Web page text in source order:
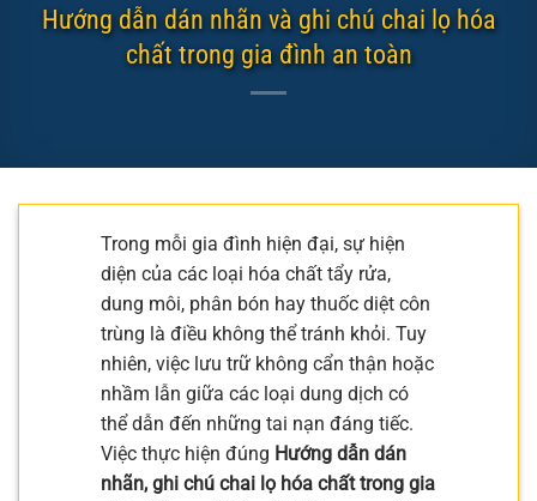
Hướng dẫn dán nhãn và ghi chú chai lọ hóa
chất trong gia đình an toàn
Trong mỗi gia đình hiện đại, sự hiện
diện của các loại hóa chất tẩy rửa,
dung môi, phân bón hay thuốc diệt côn
trùng là điều không thể tránh khỏi. Tuy
nhiên, việc lưu trữ không cẩn thận hoặc
nhầm lẫn giữa các loại dung dịch có
thể dẫn đến những tai nạn đáng tiếc.
Việc thực hiện đúng Hướng dẫn dán
nhãn, ghi chú chai lọ hóa chất trong gia